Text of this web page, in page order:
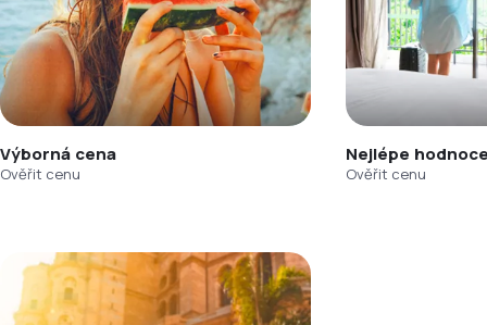
Výborná cena
Ověřit cenu
Nejlépe
Ověřit cenu